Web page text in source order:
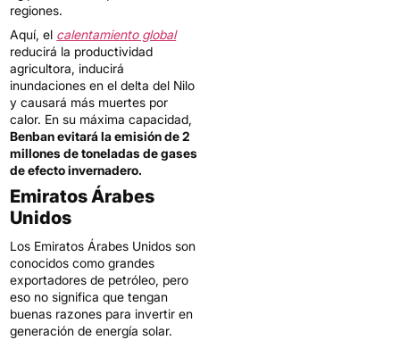
regiones.
Aquí, el calentamiento global
reducirá la productividad
agricultora, inducirá
inundaciones en el delta del Nilo
y causará más muertes por
calor. En su máxima capacidad,
Benban evitará la emisión de 2
millones de toneladas de gases
de efecto invernadero.
Emiratos Árabes
Unidos
Los Emiratos Árabes Unidos son
conocidos como grandes
exportadores de petróleo, pero
eso no significa que tengan
buenas razones para invertir en
generación de energía solar.